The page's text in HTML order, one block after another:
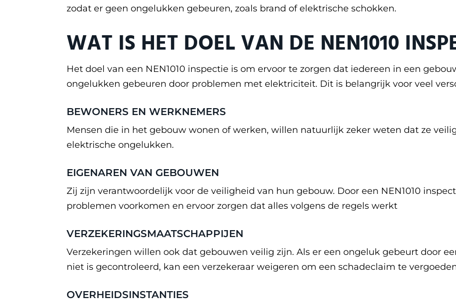
zodat er geen ongelukken gebeuren, zoals brand of elektrische schokken.
WAT IS HET DOEL VAN DE NEN1010
Het doel van een NEN1010 inspectie is om ervoor te zorgen dat iedereen in een
ongelukken gebeuren door problemen met elektriciteit. Dit is belangrijk voor veel
BEWONERS EN WERKNEMERS
Mensen die in het gebouw wonen of werken, willen natuurlijk zeker weten dat ze
elektrische ongelukken.
EIGENAREN VAN GEBOUWEN
Zij zijn verantwoordelijk voor de veiligheid van hun gebouw. Door een NEN1010
problemen voorkomen en ervoor zorgen dat alles volgens de regels werkt
VERZEKERINGSMAATSCHAPPIJEN
Verzekeringen willen ook dat gebouwen veilig zijn. Als er een ongeluk gebeurt door
niet is gecontroleerd, kan een verzekeraar weigeren om een schadeclaim te
OVERHEIDSINSTANTIES